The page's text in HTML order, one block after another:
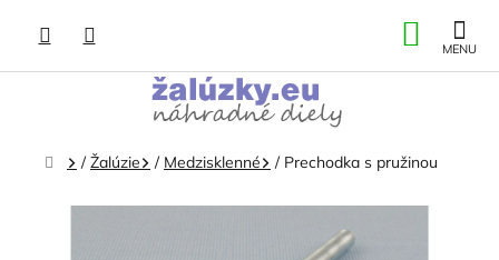
obsah
KOŠÍK
Domov
/ Žalúzie / Medzisklenné / Prechodka s pružinou